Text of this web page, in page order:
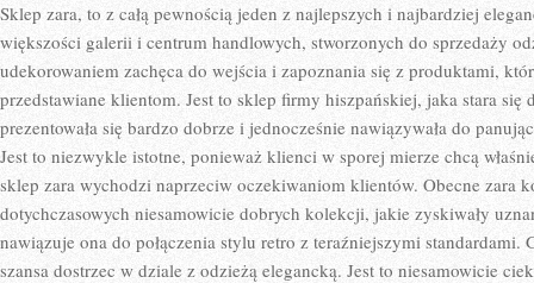
JAKOŚCI
Sklep zara, to z całą pewnością jeden z najlepszych i najbardziej
większości galerii i centrum handlowych, stworzonych do sprzedaży
udekorowaniem zachęca do wejścia i zapoznania się z produktami,
przedstawiane klientom. Jest to sklep firmy hiszpańskiej, jaka stara
prezentowała się bardzo dobrze i jednocześnie nawiązywała do
Jest to niezwykle istotne, ponieważ klienci w sporej mierze chcą
sklep zara wychodzi naprzeciw oczekiwaniom klientów. Obecne zara
dotychczasowych niesamowicie dobrych kolekcji, jakie zyskiwały
nawiązuje ona do połączenia stylu retro z teraźniejszymi standardami.
szansa dostrzec w dziale z odzieżą elegancką. Jest to niesamowicie